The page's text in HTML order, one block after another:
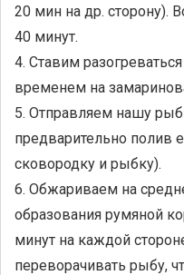
20 мин на др. сторону).
40 минут.
4. Ставим
временем на
5. Отправляем нашу
предварительно
сковородку и рыбку).
6. Обжариваем на
образования румяной
минут на каждой
переворачивать рыбу,